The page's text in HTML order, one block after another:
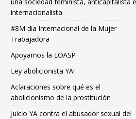
internacionalista
#8M día Internacional de la Mujer
Trabajadora
Apoyamos la LOASP
Ley abolicionista YA!
Aclaraciones sobre qué es el
abolicionismo de la prostitución
Juicio YA contra el abusador sexual del